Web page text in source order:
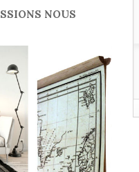
NOUS